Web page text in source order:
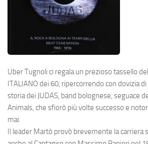
Uber Tugnoli ci regala un prezioso tassello
ITALIANO dei 60, ripercorrendo con dovizia
storia dei JUDAS, band bolognese, seguace
Animals, che sfiorò più volte successo e
mai.
Il leader Martò provò brevemente la carriera